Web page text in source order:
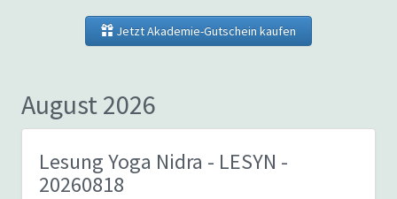
Jetzt Akademie-Gutschein kaufen
August 2026
Lesung Yoga Nidra - LESYN -
20260818